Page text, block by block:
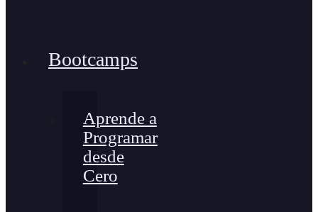
Bootcamps
Aprende a
Programar
desde
Cero